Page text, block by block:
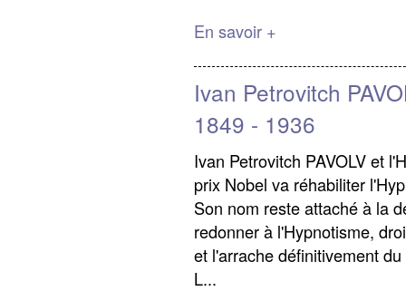
En savoir +
Ivan Petrovitch
1849 - 1936
Ivan Petrovitch PAVOLV et
prix Nobel va réhabiliter
Son nom reste attaché à la
redonner à l'Hypnotisme,
et l'arrache définitivement
L...